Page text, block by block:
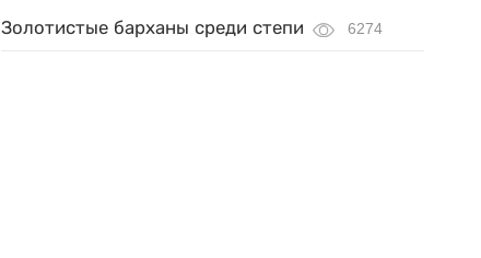
Золотистые барханы среди степи 6274